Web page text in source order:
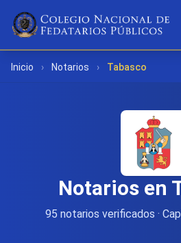
Inicio › Notarios › Tabasco
Notarios en
95 notarios verificados ·